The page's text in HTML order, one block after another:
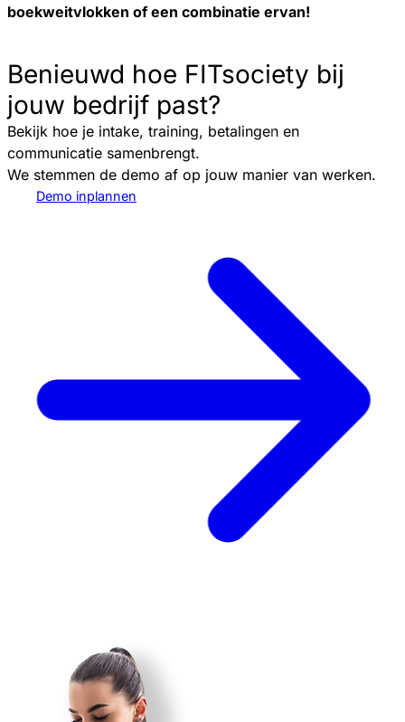
boekweitvlokken of een combinatie ervan!
Benieuwd hoe FITsociety bij
jouw bedrijf past?
Bekijk hoe je intake, training, betalingen en
communicatie samenbrengt.
We stemmen de demo af op jouw manier van werken.
Demo inplannen